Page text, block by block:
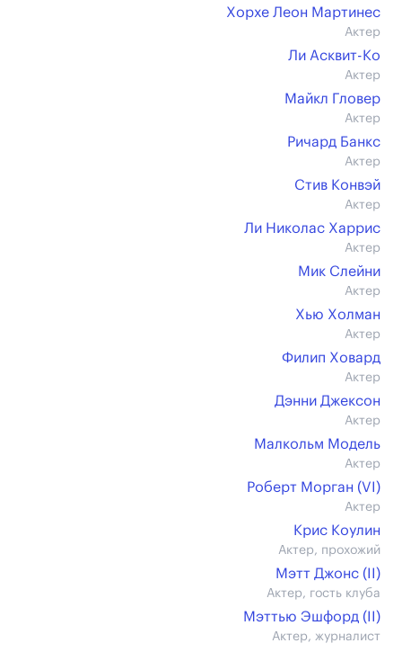
Хорхе Леон Мартинес
Актер
Ли Асквит-Ко
Актер
Майкл Гловер
Актер
Ричард Банкс
Актер
Стив Конвэй
Актер
Ли Николас Харрис
Актер
Мик Слейни
Актер
Хью Холман
Актер
Филип Ховард
Актер
Дэнни Джексон
Актер
Малкольм Модель
Актер
Роберт Морган (VI)
Актер
Крис Коулин
Актер, прохожий
Мэтт Джонс (II)
Актер, гость клуба
Мэттью Эшфорд (II)
Актер, журналист